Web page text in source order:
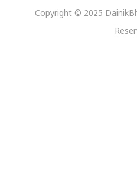
Copyright © 2025